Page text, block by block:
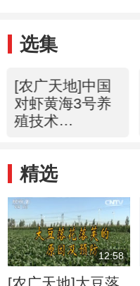
选集
[农广天地]中国
对虾黄海3号养
殖技术
精选
12:58